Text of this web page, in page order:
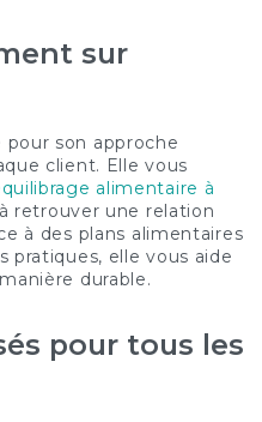
sur
pour son approche
client. Elle vous
alimentaire à
retrouver une relation
à des plans alimentaires
pratiques, elle vous aide
durable.
pour tous les